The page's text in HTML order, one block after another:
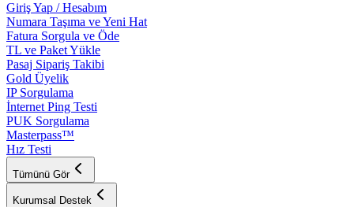
Giriş Yap / Hesabım
Numara Taşıma ve Yeni Hat
Fatura Sorgula ve Öde
TL ve Paket Yükle
Pasaj Sipariş Takibi
Gold Üyelik
IP Sorgulama
İnternet Ping Testi
PUK Sorgulama
Masterpass™
Hız Testi
Tümünü Gör
Kurumsal Destek